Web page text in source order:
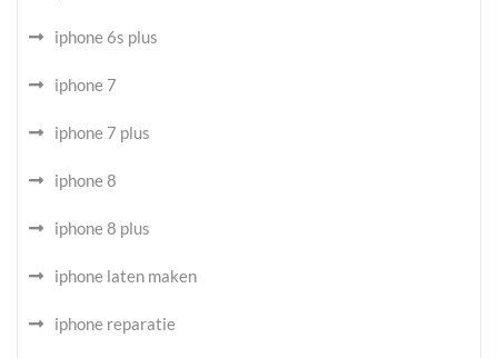
iphone 6s plus
iphone 7
iphone 7 plus
iphone 8
iphone 8 plus
iphone laten maken
iphone reparatie